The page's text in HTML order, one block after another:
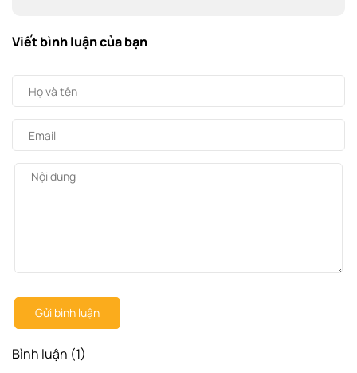
Viết bình luận của bạn
Gửi bình luận
Bình luận (1)